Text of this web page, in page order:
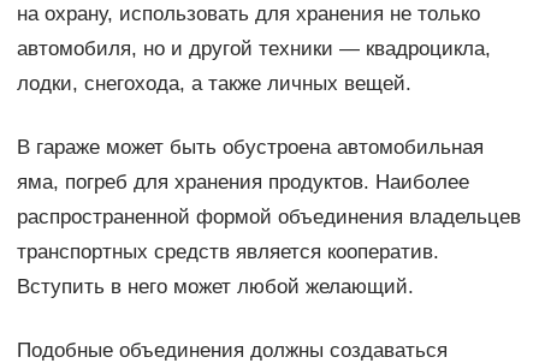
на охрану, использовать для хранения не только
автомобиля, но и другой техники — квадроцикла,
лодки, снегохода, а также личных вещей.
В гараже может быть обустроена автомобильная
яма, погреб для хранения продуктов. Наиболее
распространенной формой объединения владельцев
транспортных средств является кооператив.
Вступить в него может любой желающий.
Подобные объединения должны создаваться